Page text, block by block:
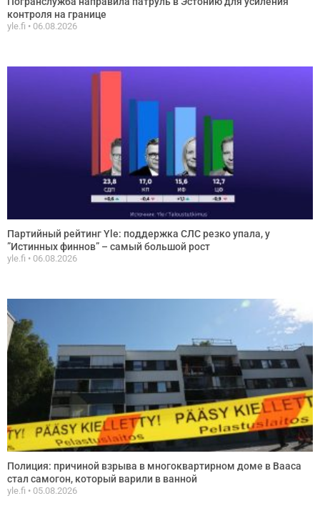
контроля на границе
yle.fi 06.08.2026
Партийный рейтинг Yle: поддержка СЛС резко упала, у
”Истинных финнов” – самый большой рост
yle.fi 06.08.2026
Полиция: причиной взрыва в многоквартирном доме в Вааса
стал самогон, который варили в ванной
yle.fi 05.08.2026